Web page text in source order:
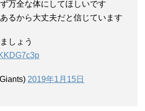
万全な体にしてほしいです
るから大丈夫だと信じています
しょう
2019年1月15日